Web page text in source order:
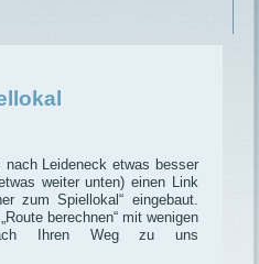
Leideneck etwas besser
weiter unten) einen Link
zum Spiellokal“ eingebaut.
berechnen“ mit wenigen
Ihren Weg zu uns